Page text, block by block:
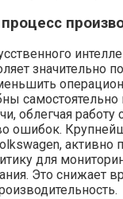
значительно
самостоятельно
облегчая работу
ошибок.
активно
для
Это снижает